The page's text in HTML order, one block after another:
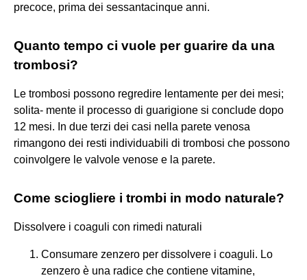
precoce, prima dei sessantacinque anni.
Quanto tempo ci vuole per guarire da una
trombosi?
Le trombosi possono regredire lentamente per dei mesi;
solita- mente il processo di guarigione si conclude dopo
12 mesi. In due terzi dei casi nella parete venosa
rimangono dei resti individuabili di trombosi che possono
coinvolgere le valvole venose e la parete.
Come sciogliere i trombi in modo naturale?
Dissolvere i coaguli con rimedi naturali
Consumare zenzero per dissolvere i coaguli. Lo
zenzero è una radice che contiene vitamine,